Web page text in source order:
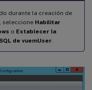
durante la creación de
seleccione Habilitar
o Establecer la
de vuemUser.